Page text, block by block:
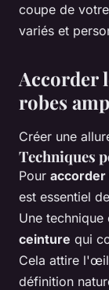
coupe de
variés et
Accorder
robes
Créer une
Techniques
Pour accorder
est essentiel
Une
ceinture qui
Cela attire
définition